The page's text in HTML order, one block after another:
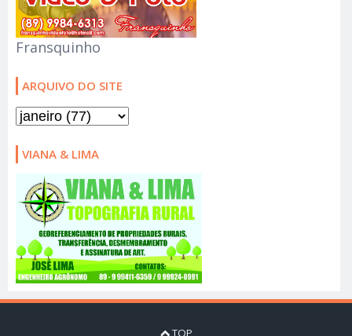
Fransquinho
ARQUIVO DO SITE
VIANA & LIMA
TOP